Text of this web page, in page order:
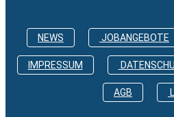
NEWS JOBANGEBOTE
IMPRESSUM
AGB